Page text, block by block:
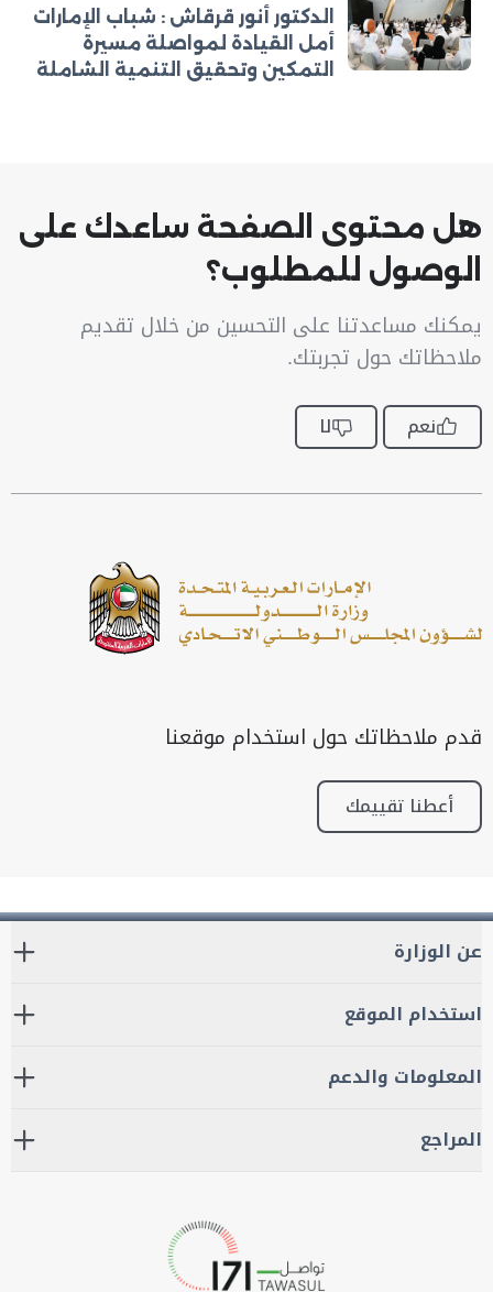
الدكتور أنور قرقاش : شباب الإمارات
أمل القيادة لمواصلة مسيرة
التمكين وتحقيق التنمية الشاملة
هل محتوى الصفحة ساعدك على
الوصول للمطلوب؟
يمكنك مساعدتنا على التحسين من خلال تقديم
ملاحظاتك حول تجربتك.
نعم لا
قدم ملاحظاتك حول استخدام موقعنا
أعطنا تقييمك
عن الوزارة
استخدام الموقع
المعلومات والدعم
المراجع